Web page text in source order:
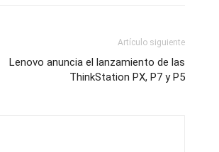
Artículo siguiente
Lenovo anuncia el lanzamiento de las
ThinkStation PX, P7 y P5